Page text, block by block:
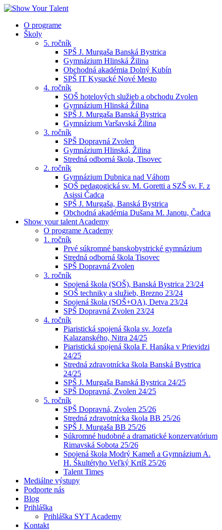
O programe
Školy
5. ročník
SPŠ J. Murgaša Banská Bystrica
Gymnázium Hlinská Žilina
Obchodná akadémia Dolný Kubín
SPŠ IT Kysucké Nové Mesto
4. ročník
SOŠ hotelových služieb a obchodu Zvolen
Gymnázium Hlinská Žilina
SPŠ J. Murgaša Banská Bystrica
Gymnázium Varšavská Žilina
3. ročník
SPŠ Dopravná Zvolen
Gymnázium Hlinská, Žilina
Stredná odborná škola, Tisovec
2. ročník
Gymnázium Dubnica nad Váhom
SOŠ pedagogická sv. M. Goretti a SZŠ sv. F. z
Asissi Čadca
SPŠ J. Murgaša, Banská Bystrica
Obchodná akadémia Dušana M. Janotu, Čadca
Show your talent Academy
O programe Academy
1. ročník
Prvé súkromné banskobystrické gymnázium
Stredná odborná škola Tisovec
SPŠ Dopravná Zvolen
3. ročník
Spojená škola (SOŠ), Banská Bystrica 23/24
SOŠ techniky a služieb, Brezno 23/24
Spojená škola (SOŠ+OA), Detva 23/24
SPŠ Dopravná Zvolen 23/24
4. ročník
Piaristická spojená škola sv. Jozefa
Kalazanského, Nitra 24/25
Piaristická spojená škola F. Hanáka v Prievidzi
24/25
Stredná zdravotnícka škola Banská Bystrica
24/25
SPŠ J. Murgaša Banská Bystrica 24/25
SPŠ Dopravná, Zvolen 24/25
5. ročník
SPŠ Dopravná, Zvolen 25/26
Stredná zdravotnícka škola BB 25/26
SPŠ J. Murgaša BB 25/26
Súkromné hudobné a dramatické konzervatórium
Rimavská Sobota 25/26
Spojená škola Modrý Kameň a Gymnázium A.
H. Škultétyho Veľký Krtíš 25/26
Talent Times
Mediálne výstupy
Podporte nás
Blog
Prihláška
Prihláška SYT Academy
Kontakt